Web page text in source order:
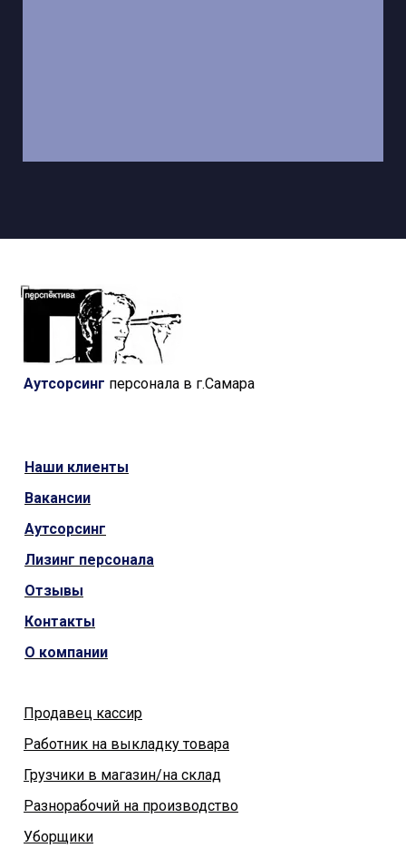
Уборщики
Разнорабочий на производство
Грузчики в магазин/на склад
Работник на выкладку товара
Продавец кассир
О компании
Контакты
Отзывы
Лизинг персонала
Аутсорсинг
Вакансии
Наши клиенты
Аутсорсинг персонала в г.Самара